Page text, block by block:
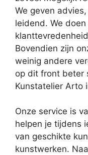
We geven
leidend. We
Bovendien zijn
weinig andere
op dit front beter
Kunstatelier Arto
Onze service is
helpen je tijdens
van geschikte
kunstwerken.